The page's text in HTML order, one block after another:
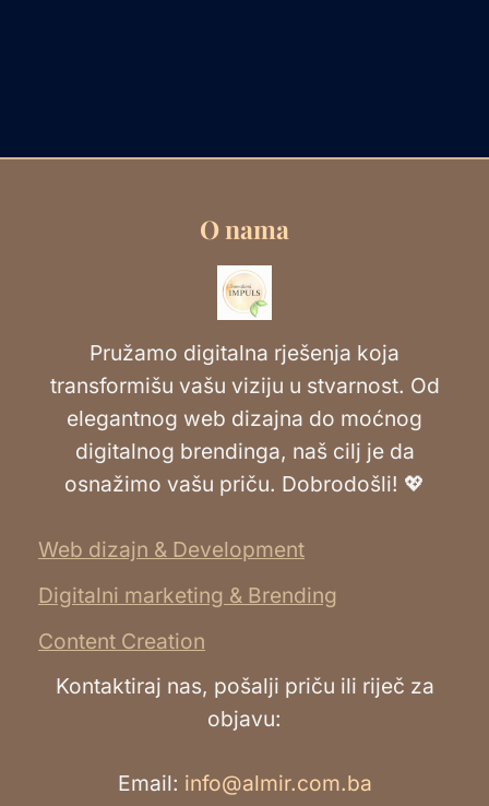
O nama
Pružamo digitalna rješenja koja
transformišu vašu viziju u stvarnost. Od
elegantnog web dizajna do moćnog
digitalnog brendinga, naš cilj je da
osnažimo vašu priču. Dobrodošli! 💖
Web dizajn & Development
Digitalni marketing & Brending
Content Creation
Kontaktiraj nas, pošalji priču ili riječ za
objavu:
Email: info@almir.com.ba